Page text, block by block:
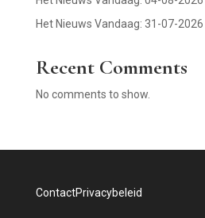
Het Nieuws Vandaag: 31-07-2026
Recent Comments
No comments to show.
ContactPrivacybeleid